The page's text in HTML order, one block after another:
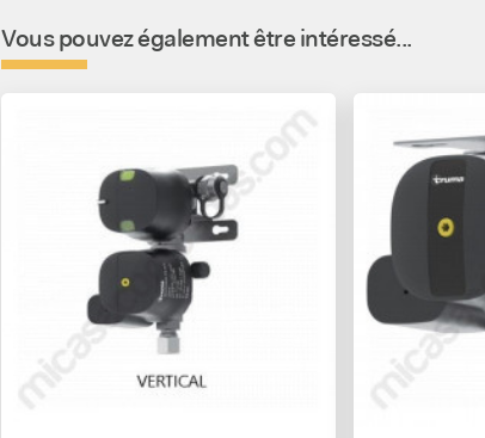
Vous pouvez également être intéressé...